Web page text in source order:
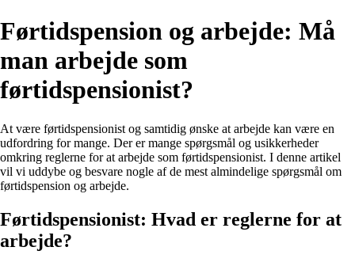
Førtidspension og arbejde: Må
man arbejde som
førtidspensionist?
At være førtidspensionist og samtidig ønske at arbejde kan være en
udfordring for mange. Der er mange spørgsmål og usikkerheder
omkring reglerne for at arbejde som førtidspensionist. I denne artikel
vil vi uddybe og besvare nogle af de mest almindelige spørgsmål om
førtidspension og arbejde.
Førtidspensionist: Hvad er reglerne for at
arbejde?